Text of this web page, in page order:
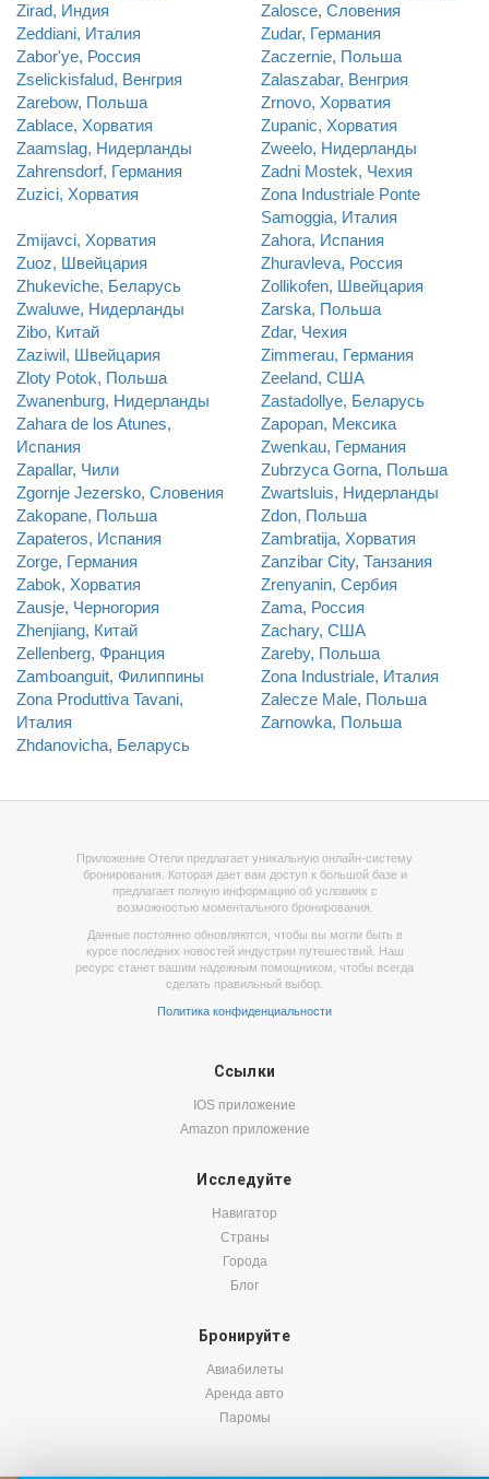
Zirad, Индия
Zalosce, Словения
Zeddiani, Италия
Zudar, Германия
Zabor'ye, Россия
Zaczernie, Польша
Zselickisfalud, Венгрия
Zalaszabar, Венгрия
Zarebow, Польша
Zrnovo, Хорватия
Zablace, Хорватия
Zupanic, Хорватия
Zaamslag, Нидерланды
Zweelo, Нидерланды
Zahrensdorf, Германия
Zadni Mostek, Чехия
Zuzici, Хорватия
Zona Industriale Ponte
Samoggia, Италия
Zmijavci, Хорватия
Zahora, Испания
Zuoz, Швейцария
Zhuravleva, Россия
Zhukeviche, Беларусь
Zollikofen, Швейцария
Zwaluwe, Нидерланды
Zarska, Польша
Zibo, Китай
Zdar, Чехия
Zaziwil, Швейцария
Zimmerau, Германия
Zloty Potok, Польша
Zeeland, США
Zwanenburg, Нидерланды
Zastadollye, Беларусь
Zahara de los Atunes,
Испания
Zapopan, Мексика
Zwenkau, Германия
Zapallar, Чили
Zubrzyca Gorna, Польша
Zgornje Jezersko, Словения
Zwartsluis, Нидерланды
Zakopane, Польша
Zdon, Польша
Zapateros, Испания
Zambratija, Хорватия
Zorge, Германия
Zanzibar City, Танзания
Zabok, Хорватия
Zrenyanin, Сербия
Zausje, Черногория
Zama, Россия
Zhenjiang, Китай
Zachary, США
Zellenberg, Франция
Zareby, Польша
Zamboanguit, Филиппины
Zona Industriale, Италия
Zona Produttiva Tavani,
Италия
Zalecze Male, Польша
Zarnowka, Польша
Zhdanovicha, Беларусь
Приложение Отели предлагает уникальную онлайн-систему
бронирования. Которая дает вам доступ к большой базе и
предлагает полную информацию об условиях с
возможностью моментального бронирования.
Данные постоянно обновляются, чтобы вы могли быть в
курсе последних новостей индустрии путешествий. Наш
ресурс станет вашим надежным помощником, чтобы всегда
сделать правильный выбор.
Политика конфиденциальности
Ссылки
IOS приложение
Amazon приложение
Исследуйте
Навигатор
Страны
Города
Блог
Бронируйте
Авиабилеты
Аренда авто
Паромы